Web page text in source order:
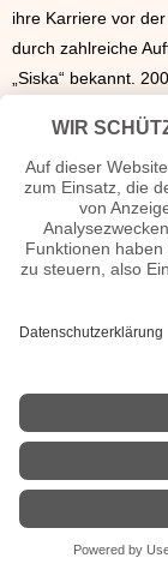
ihre Karriere vor
durch zahlreiche
„Siska“ bekannt.
Ellert ist mit dem
verheiratet.
Gundi Ellert
n.n.v. - Die
| ©